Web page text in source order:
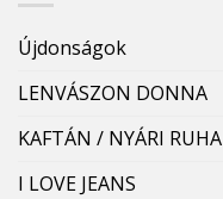
Újdonságok
LENVÁSZON DONNA
KAFTÁN / NYÁRI RUHA
I LOVE JEANS